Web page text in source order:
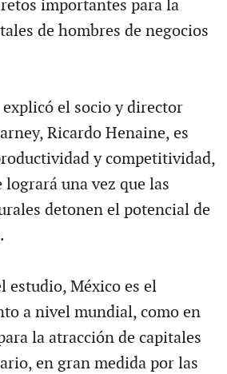
importantes para la
de hombres de negocios
el socio y director
Ricardo Henaine, es
y competitividad,
una vez que las
detonen el potencial de
estudio, México es el
a nivel mundial, como en
la atracción de capitales
en gran medida por las